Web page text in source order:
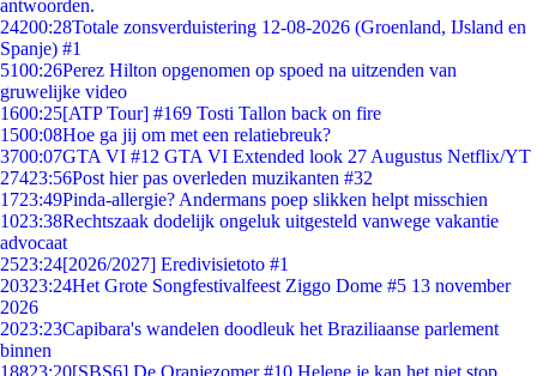
antwoorden.
24200:28Totale zonsverduistering 12-08-2026 (Groenland, IJsland en
Spanje) #1
5100:26Perez Hilton opgenomen op spoed na uitzenden van
gruwelijke video
1600:25[ATP Tour] #169 Tosti Tallon back on fire
1500:08Hoe ga jij om met een relatiebreuk?
3700:07GTA VI #12 GTA VI Extended look 27 Augustus Netflix/YT
27423:56Post hier pas overleden muzikanten #32
1723:49Pinda-allergie? Andermans poep slikken helpt misschien
1023:38Rechtszaak dodelijk ongeluk uitgesteld vanwege vakantie
advocaat
2523:24[2026/2027] Eredivisietoto #1
20323:24Het Grote Songfestivalfeest Ziggo Dome #5 13 november
2026
2023:23Capibara's wandelen doodleuk het Braziliaanse parlement
binnen
18823:20[SBS6] De Oranjezomer #10 Helene je kan het niet stop